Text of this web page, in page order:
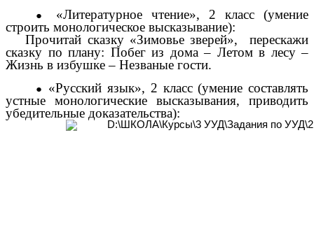
«Литературное чтение», 2 класс (умение
строить монологическое высказывание):
Прочитай сказку «Зимовье зверей», перескажи
сказку по плану: Побег из дома – Летом в лесу –
Жизнь в избушке – Незваные гости.
«Русский язык», 2 класс (умение составлять
устные монологические высказывания, приводить
убедительные доказательства):